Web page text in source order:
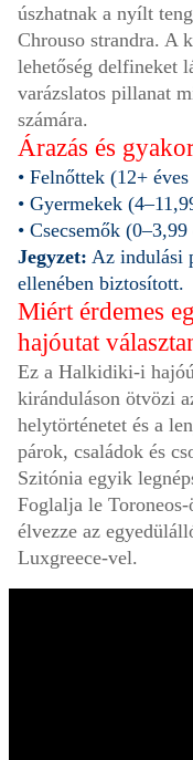
úszhatnak a nyílt
Chrouso strandra. A
lehetőség delfineket
varázslatos pillanat
számára.
Árazás és
• Felnőttek (12+
• Gyermekek
• Csecsemők (0–3,99
Jegyzet: Az indulási
ellenében biztosított.
Miért érdemes
hajóutat
Ez a Halkidiki-i
kiránduláson ötvözi
helytörténetet és a
párok, családok és
Szitónia egyik
Foglalja le
élvezze az
Luxgreece-vel.